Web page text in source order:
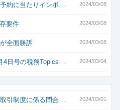
2024/03/08
約に当たりインボ…
2024/03/08
要件
2024/03/08
全面勝訴
2024/03/04
4日号の税務Topics…
2024/03/01
引制度に係る問合…